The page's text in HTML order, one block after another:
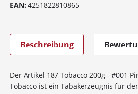
EAN: 4251822810865
Beschreibung
Der Artikel 187 Tobacco 200g - #001
Tobacco ist ein Tabakerzeugnis für